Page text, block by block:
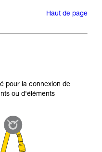
Haut de page
pour la connexion de
ou d'éléments